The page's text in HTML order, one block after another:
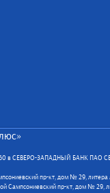
в СЕВЕРО-ЗАПАДНЫЙ БАНК ПАО
пр-кт, дом № 29, литера
Сампсониевский пр-кт, дом № 29,